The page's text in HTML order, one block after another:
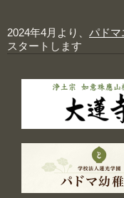
2024年4月より、 パドマ
スタートします